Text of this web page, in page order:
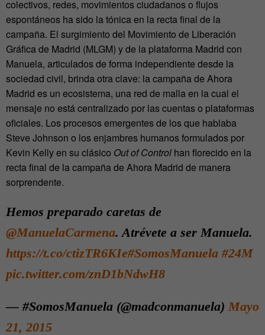
colectivos, redes, movimientos ciudadanos o flujos
espontáneos ha sido la tónica en la recta final de la
campaña. El surgimiento del Movimiento de Liberación
Gráfica de Madrid (MLGM) y de la plataforma Madrid con
Manuela, articulados de forma independiente desde la
sociedad civil, brinda otra clave: la campaña de Ahora
Madrid es un ecosistema, una red de malla en la cual el
mensaje no está centralizado por las cuentas o plataformas
oficiales. Los procesos emergentes de los que hablaba
Steve Johnson o los enjambres humanos formulados por
Kevin Kelly en su clásico Out of Control han florecido en la
recta final de la campaña de Ahora Madrid de manera
sorprendente.
Hemos preparado caretas de
@ManuelaCarmena. Atrévete a ser Manuela.
https://t.co/ctizTR6KIe#SomosManuela #24M
pic.twitter.com/znD1bNdwH8
— #SomosManuela (@madconmanuela) Mayo
21, 2015